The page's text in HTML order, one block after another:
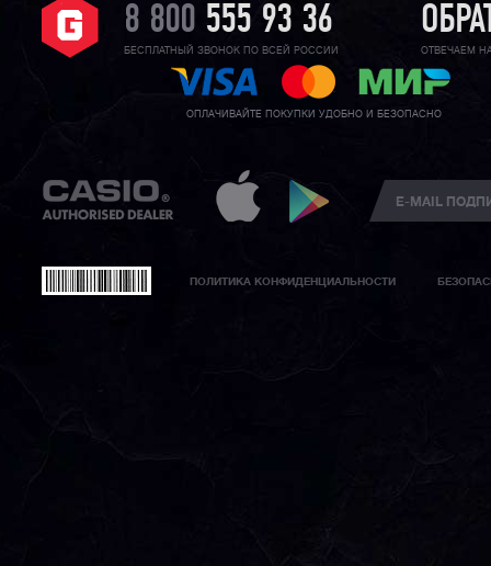
8 800 555 93 36
БЕСПЛАТНЫЙ ЗВОНОК ПО ВСЕЙ РОССИИ ОТВЕЧАЕМ
ОПЛАЧИВАЙТЕ ПОКУПКИ УДОБНО И БЕЗОПАСНО
ПОЛИТИКА КОНФИДЕНЦИАЛЬНОСТИ